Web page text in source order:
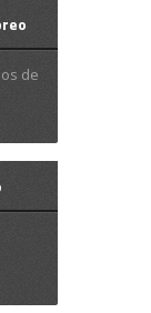
de